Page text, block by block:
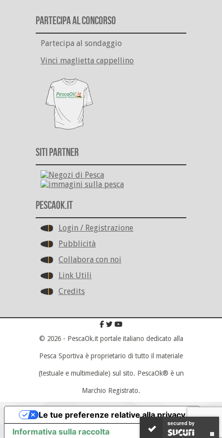
Partecipa al Concorso
Partecipa al sondaggio
Vinci maglietta cappellino
Siti Partner
PescaOk.it
Login / Registrazione
Pubblicità
Collabora con noi
Link Utili
Credits
© 2026 - PescaOk.it portale italiano dedicato alla
Pesca Sportiva è proprietario di tutto il materiale
(testuale e multimediale) sul sito. PescaOk® è un
Marchio Registrato.
Scroll To Top
Informativa sulla raccolta
Le tue preferenze relative alla privacy
secured by
secured by